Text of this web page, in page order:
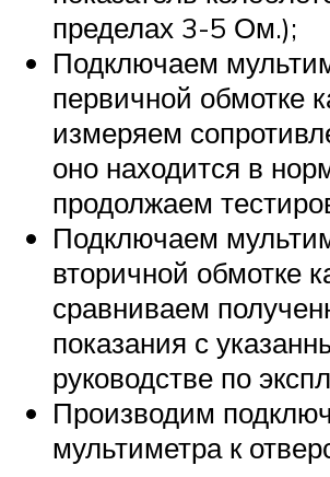
пределах 3-5 Ом.);
Подключаем
первичной обмотке
измеряем
оно находится в
продолжаем
Подключаем
вторичной обмотке
сравниваем
показания с
руководстве по
Производим
мультиметра к